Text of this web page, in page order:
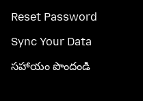
Reset Password
Sync Your Data
సహాయం పొందండి